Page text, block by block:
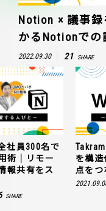
Notion × 議事
かるNotionでの
2022.09.30 21 SHARE
社員300名で
術｜リモー
報共有をス
SHARE
を構造
点を